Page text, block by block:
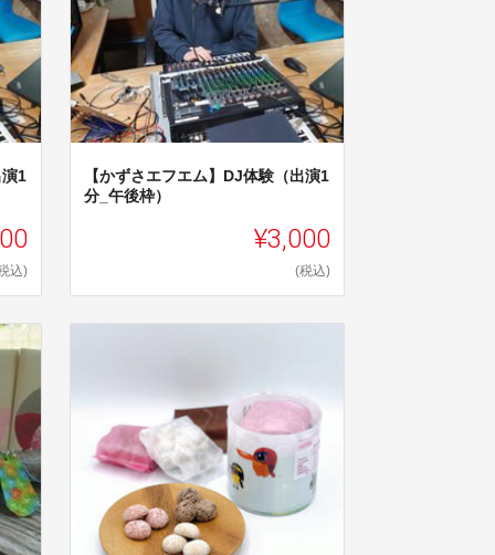
1
込)
【かずさエフエム】DJ体験（出演1
分_午後枠）
¥3,000
(税込)